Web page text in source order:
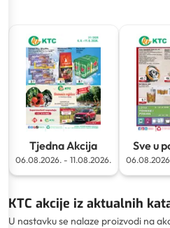
Tjedna Akcija
06.08.2026. -11.08.2026.
Sve u
KTC akcije iz aktualnih
U nastavku se nalaze proizvodi na